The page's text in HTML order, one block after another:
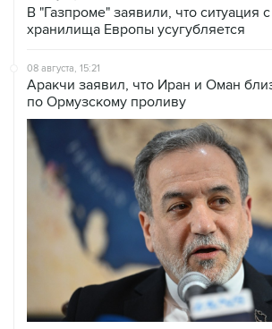
В "Газпроме" заявили, что ситуация
хранилища Европы усугубляется
08 августа, 15:21
Аракчи заявил, что Иран и Оман
по Ормузскому проливу